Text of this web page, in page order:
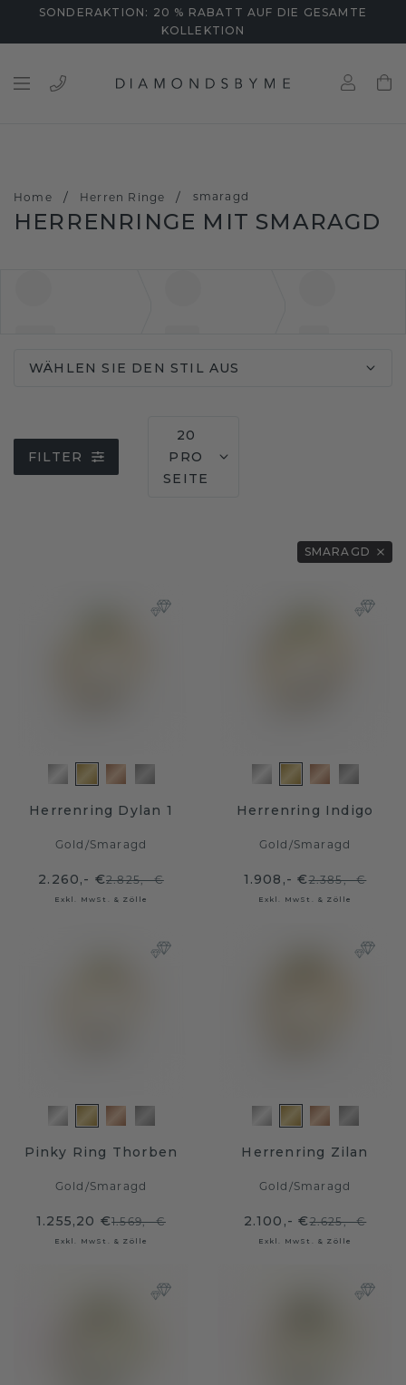
SONDERAKTION: 20 % RABATT AUF DIE GESAMTE
KOLLEKTION
Home / Herren Ringe / smaragd
HERRENRINGE MIT SMARAGD
WÄHLEN SIE DEN STIL AUS
FILTER
20
PRO
SEITE
SMARAGD
Herrenring Dylan 1
Gold /Smaragd
2.260,- €2.825,- €
Exkl. MwSt. & Zölle
Herrenring Indigo
Gold /Smaragd
1.908,- €2.385,- €
Exkl. MwSt. & Zölle
Pinky Ring Thorben
Gold /Smaragd
1.255,20 €1.569,- €
Exkl. MwSt. & Zölle
Herrenring Zilan
Gold /Smaragd
2.100,- €2.625,- €
Exkl. MwSt. & Zölle